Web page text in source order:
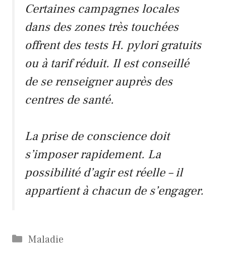
Certaines campagnes locales
dans des zones très touchées
offrent des tests H. pylori gratuits
ou à tarif réduit. Il est conseillé
de se renseigner auprès des
centres de santé.
La prise de conscience doit
s’imposer rapidement. La
possibilité d’agir est réelle – il
appartient à chacun de s’engager.
Catégories
Maladie